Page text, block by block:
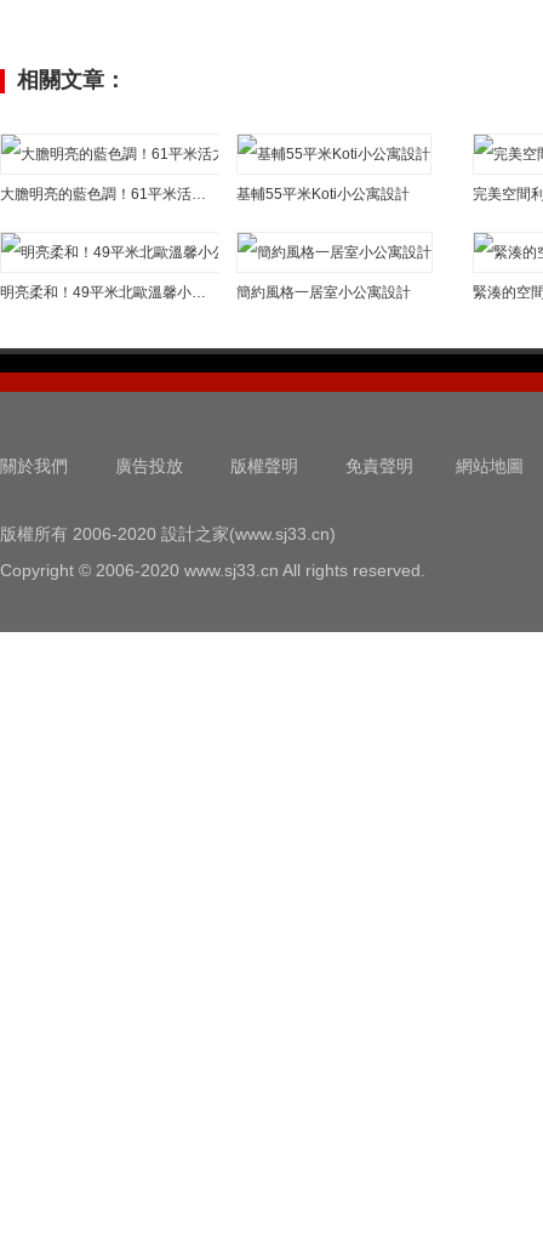
相關文章：
大膽明亮的藍色調！61平米活力小公寓設計 基輔55平米Koti小公寓設計
明亮柔和！49平米北歐溫馨小公寓 簡約風格一居室小公寓設計
關於我們 廣告投放 版權聲明 免責聲明 網站地圖
版權所有 2006-2020 設計之家(www.sj33.cn)
Copyright © 2006-2020 www.sj33.cn All rights reserved.